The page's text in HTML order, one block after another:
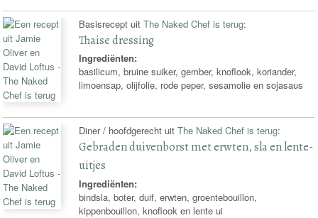
Basisrecept uitThe Naked Chef is terug:
Thaise dressing
Ingrediënten:
basilicum, bruine suiker, gember, knoflook, koriander,
limoensap, olijfolie, rode peper, sesamolie en sojasaus
Diner / hoofdgerecht uitThe Naked Chef is terug:
Gebraden duivenborst met erwten, sla en lente-
uitjes
Ingrediënten:
bindsla, boter, duif, erwten, groentebouillon,
kippenbouillon, knoflook en lente ui